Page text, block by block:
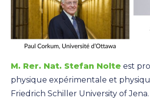
M. Rer. Nat. Stefan Nolte est
physique expérimentale et
Friedrich Schiller University of Jena.